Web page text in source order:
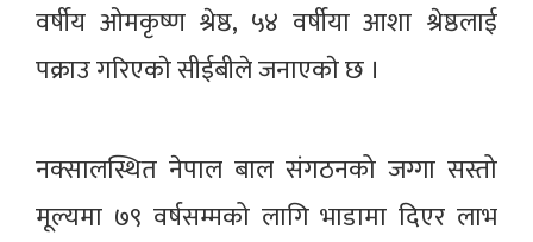
वर्षीय ओमकृष्ण श्रेष्ठ, ५४ वर्षीया आशा श्रेष्ठलाई
पक्राउ गरिएकाे सीईबीले जनाएकाे छ ।
नक्सालस्थित नेपाल बाल संगठनको जग्गा सस्तो
मूल्यमा ७९ वर्षसम्मको लागि भाडामा दिएर लाभ